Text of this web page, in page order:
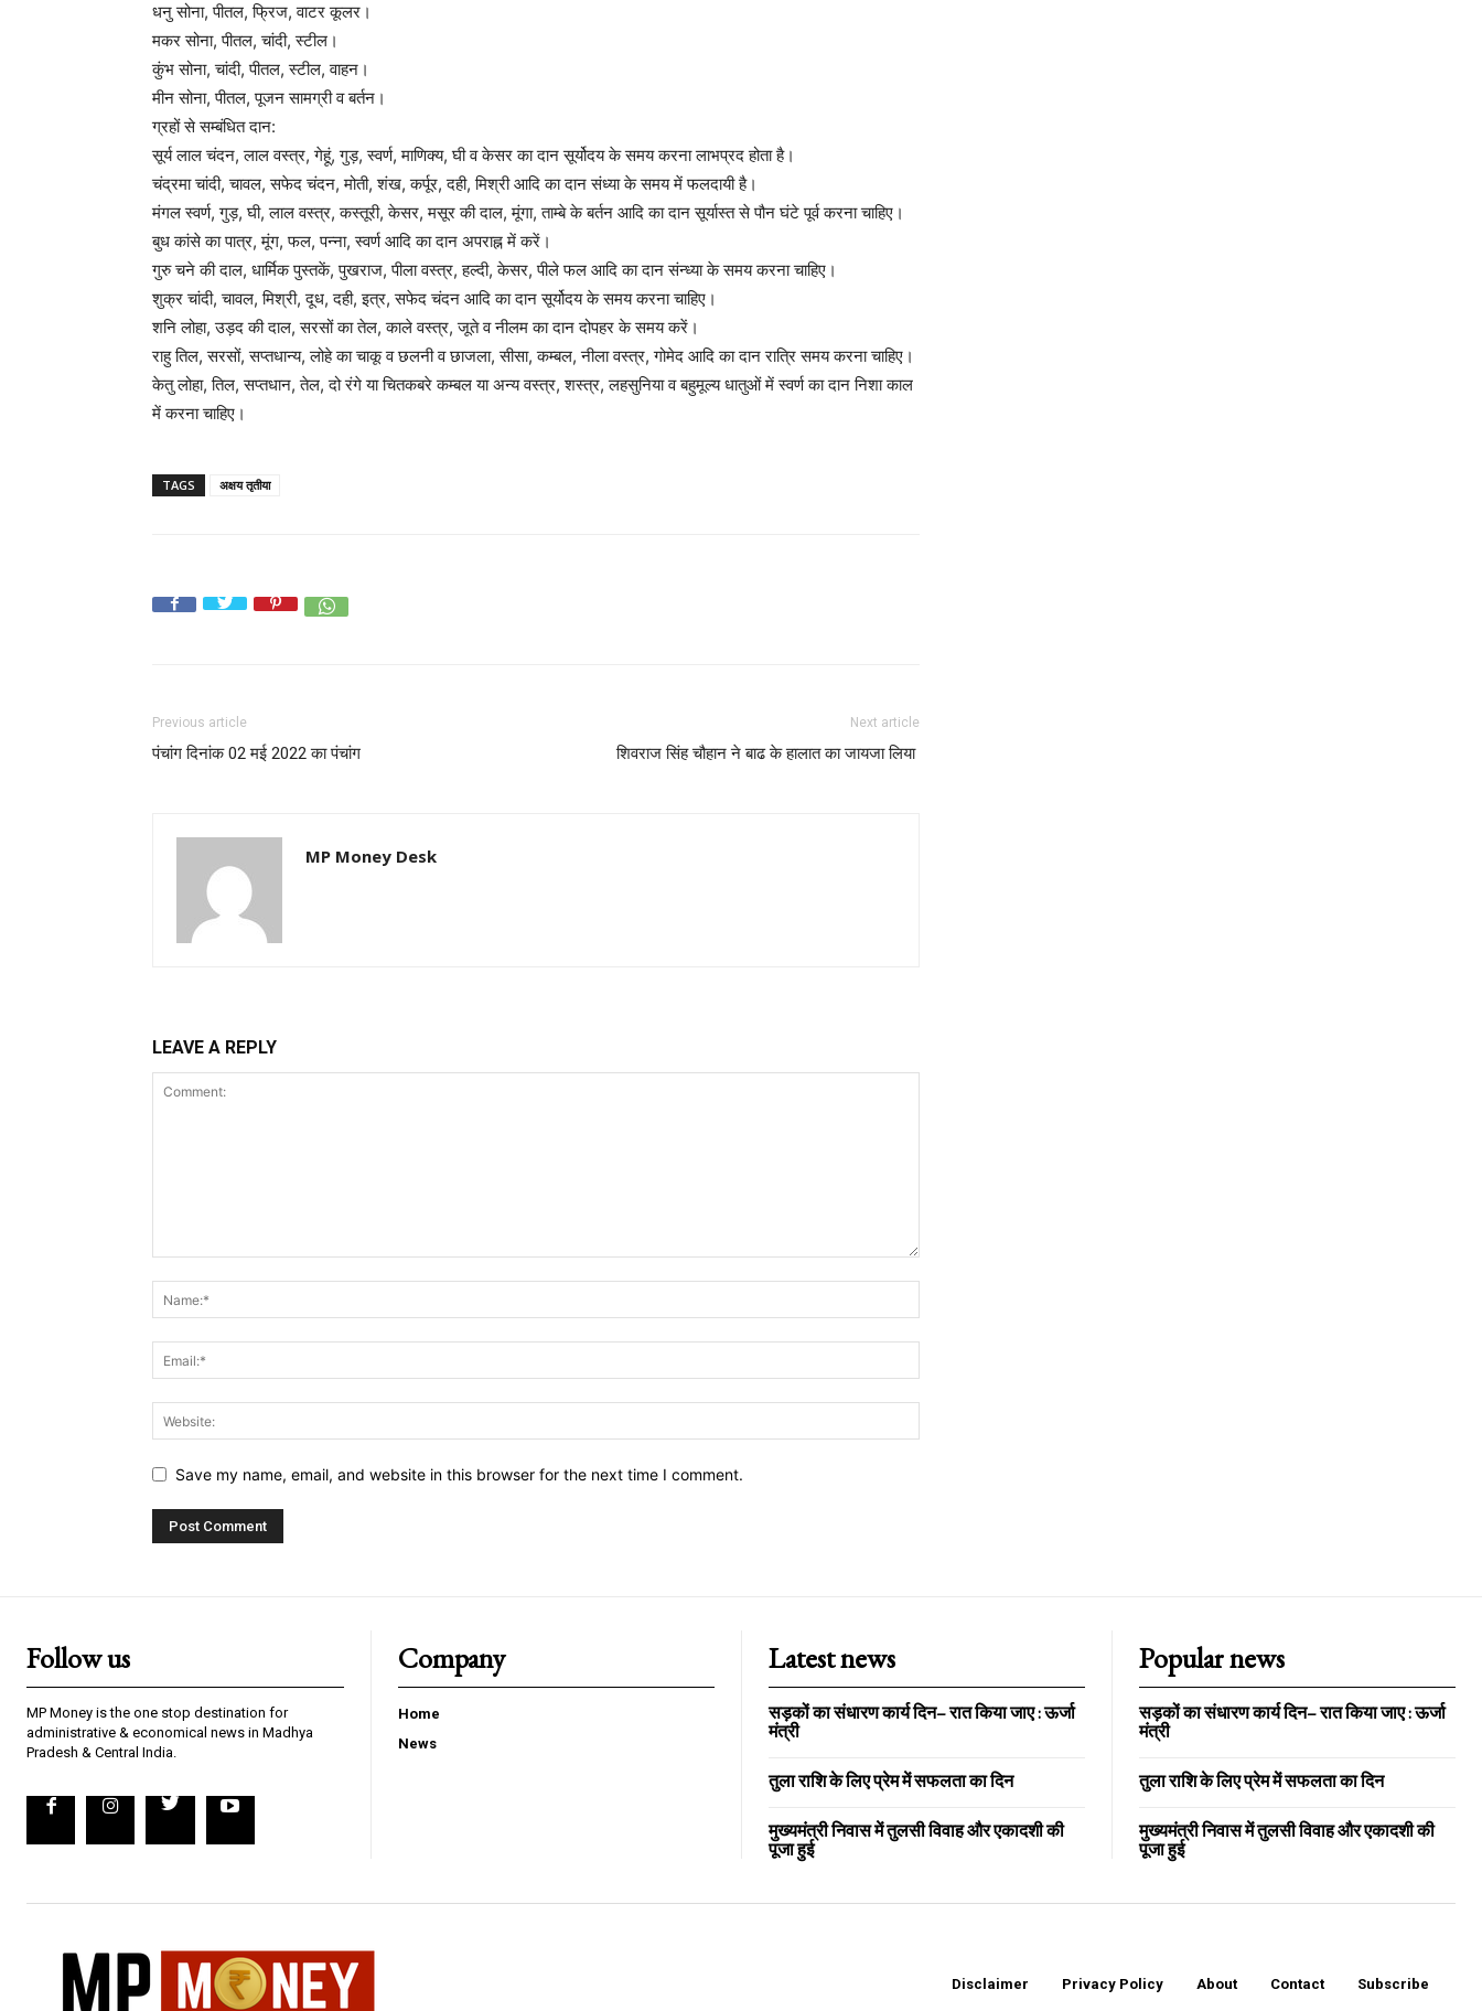
Free limited access
Free / forever
Etiam est nibh, lobortis sit
Praesent euismod ac
Donec quis est ac felis
$100
Etiam est nibh, lobortis sit
Praesent euismod ac
धनु सोना, पीतल, फ्रिज, वाटर कूलर।
मकर सोना, पीतल, चांदी, स्टील।
कुंभ सोना, चांदी, पीतल, स्टील, वाहन।
मीन सोना, पीतल, पूजन सामग्री व बर्तन।
ग्रहों से सम्बंधित दान:
सूर्य लाल चंदन, लाल वस्त्र, गेहूं, गुड़, स्वर्ण, माणिक्य, घी व केसर का दान सूर्योदय के समय करना लाभप्रद होता है।
चंद्रमा चांदी, चावल, सफेद चंदन, मोती, शंख, कर्पूर, दही, मिश्री आदि का दान संध्या के समय में फलदायी है।
मंगल स्वर्ण, गुड़, घी, लाल वस्त्र, कस्तूरी, केसर, मसूर की दाल, मूंगा, ताम्बे के बर्तन आदि का दान सूर्यास्त से पौन घंटे पूर्व करना चाहिए।
बुध कांसे का पात्र, मूंग, फल, पन्ना, स्वर्ण आदि का दान अपराह्न में करें।
गुरु चने की दाल, धार्मिक पुस्तकें, पुखराज, पीला वस्त्र, हल्दी, केसर, पीले फल आदि का दान संन्ध्या के समय करना चाहिए।
शुक्र चांदी, चावल, मिश्री, दूध, दही, इत्र, सफेद चंदन आदि का दान सूर्योदय के समय करना चाहिए।
शनि लोहा, उड़द की दाल, सरसों का तेल, काले वस्त्र, जूते व नीलम का दान दोपहर के समय करें।
राहु तिल, सरसों, सप्तधान्य, लोहे का चाकू व छलनी व छाजला, सीसा, कम्बल, नीला वस्त्र, गोमेद आदि का दान रात्रि समय करना चाहिए।
केतु लोहा, तिल, सप्तधान, तेल, दो रंगे या चितकबरे कम्बल या अन्य वस्त्र, शस्त्र, लहसुनिया व बहुमूल्य धातुओं में स्वर्ण का दान निशा काल
में करना चाहिए।
TAGS अक्षय तृतीया
Previous article
पंचांग दिनांक 02 मई 2022 का पंचांग
Next article
शिवराज सिंह चौहान ने बाढ के हालात का जायजा लिया
MP Money Desk
LEAVE A REPLY
Save my name, email, and website in this browser for the next time I comment.
Follow us
MP Money is the one stop destination for
administrative & economical news in Madhya
Pradesh & Central India.
Company
Home
News
Latest news
सड़कों का संधारण कार्य दिन– रात किया जाए : ऊर्जा
मंत्री
तुला राशि के लिए प्रेम में सफलता का दिन
मुख्यमंत्री निवास में तुलसी विवाह और एकादशी की
पूजा हुई
Popular news
सड़कों का संधारण कार्य दिन– रात किया जाए : ऊर्जा
मंत्री
तुला राशि के लिए प्रेम में सफलता का दिन
मुख्यमंत्री निवास में तुलसी विवाह और एकादशी की
पूजा हुई
Disclaimer Privacy Policy About Contact Subscribe